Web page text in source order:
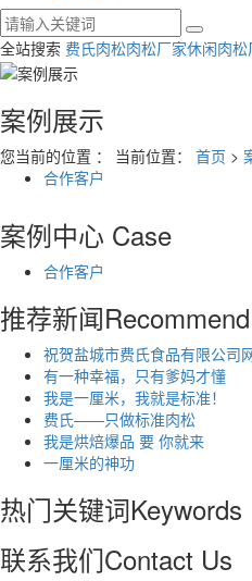
全站搜索 费氏肉松肉松厂家休闲肉松
案例展示
您当前的位置 ： 当前位置： 首页 >
合作客户
案例中心 Case
合作客户
推荐新闻Recommend
祝贺盐城市费氏食品有限公司
有一种幸福，只有爹妈才懂
我是一厘米，我就是标准！
费氏——只做标准肉松
我是烘焙爆品 要 你就来
一厘米的神功
热门关键词Keywords
联系我们Contact Us